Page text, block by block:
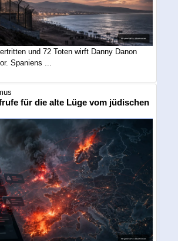
und 72 Toten wirft Danny Danon
Spaniens ...
für die alte Lüge vom jüdischen